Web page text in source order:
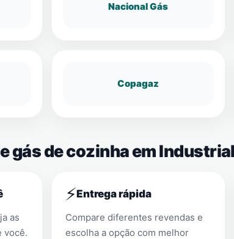
Nacional Gás
Copagaz
gás de cozinha em
as
você.
⚡Entrega rápida
Compare diferentes revendas e
escolha a opção com melhor